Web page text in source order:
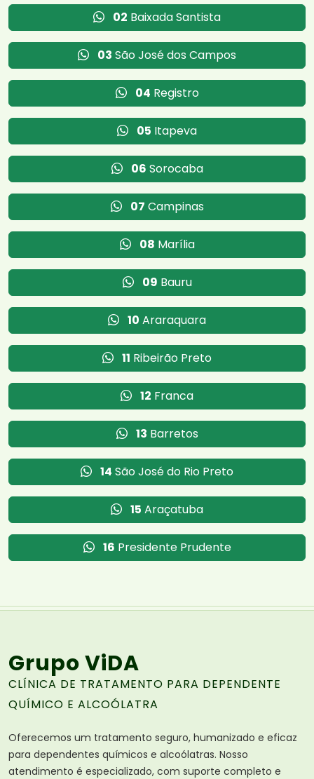
02 Baixada Santista
03 São José dos Campos
04 Registro
05 Itapeva
06 Sorocaba
07 Campinas
08 Marília
09 Bauru
10 Araraquara
11 Ribeirão Preto
12 Franca
13 Barretos
14 São José do Rio Preto
15 Araçatuba
16 Presidente Prudente
Grupo ViDA
CLÍNICA DE TRATAMENTO PARA DEPENDENTE
QUÍMICO E ALCOÓLATRA
Oferecemos um tratamento seguro, humanizado e eficaz
para dependentes químicos e alcoólatras. Nosso
atendimento é especializado, com suporte completo e